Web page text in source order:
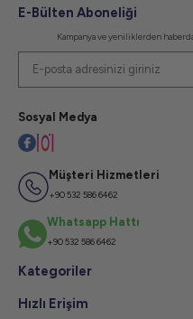
E-Bülten Aboneliği
Kampanya ve yeniliklerden
Sosyal Medya
Müşteri Hizmetleri
+90 532 586 6462
Whatsapp Hattı
+90 532 586 6462
Kategoriler
Hızlı Erişim